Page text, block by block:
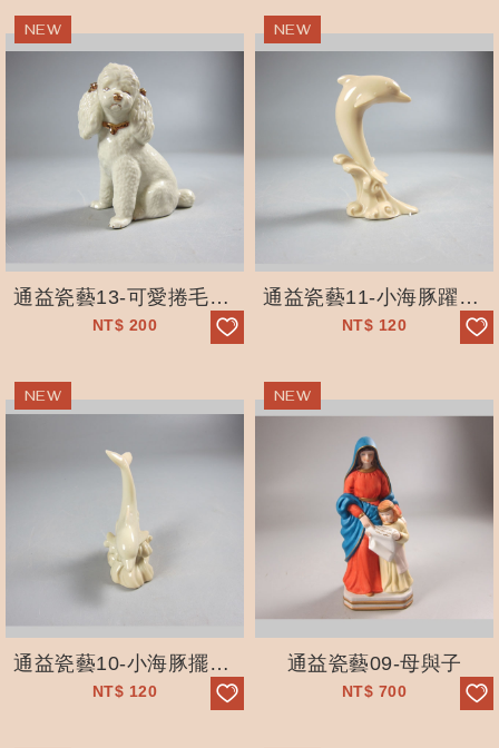
通益瓷藝13-可愛捲毛小狗
NT$ 200
通益瓷藝11-小海豚躍身激浪
NT$ 120
通益瓷藝10-小海豚擺動尾鰭
NT$ 120
通益瓷藝09-母與子
NT$ 700